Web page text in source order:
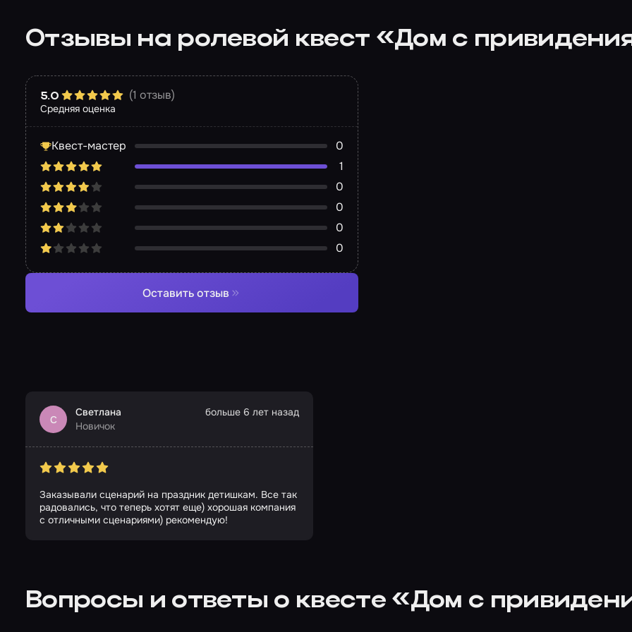
Отзывы на ролевой квест «Дом с
Средняя оценка
5.0 (1 отзыв)
Квест-мастер
0
1
0
0
0
0
Оставить отзыв
С
Светлана
Новичок
больше 6 лет назад
Заказывали сценарий на праздник детишкам. Все так
радовались, что теперь хотят еще) хорошая компания
с отличными сценариями) рекомендую!
Вопросы и ответы о квесте «Дом с